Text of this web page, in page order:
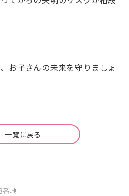
お子さんの未来を守りましょ
一覧に戻る
番地